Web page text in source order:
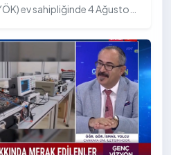
ev sahipliğinde 4 Ağustos
Lansmanı” programına